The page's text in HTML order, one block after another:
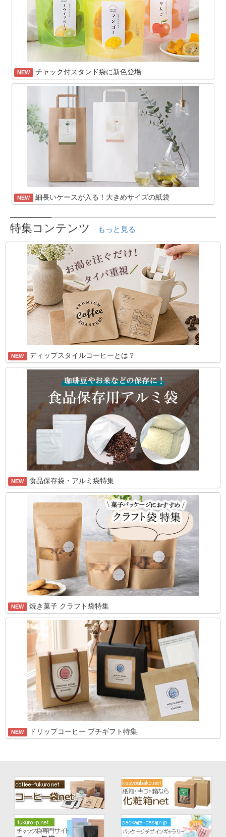
NEW チャック付スタンド袋に新色登場
NEW 細長いケースが入る！大きめサイズの紙袋
特集コンテンツ もっと見る
NEW ディップスタイルコーヒーとは？
NEW 食品保存袋・アルミ袋特集
NEW 焼き菓子 クラフト袋特集
NEW ドリップコーヒー プチギフト特集